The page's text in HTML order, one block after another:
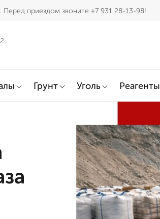
Перед приездом звоните +7 931 28-13-98!
Грунт Уголь Реагенты